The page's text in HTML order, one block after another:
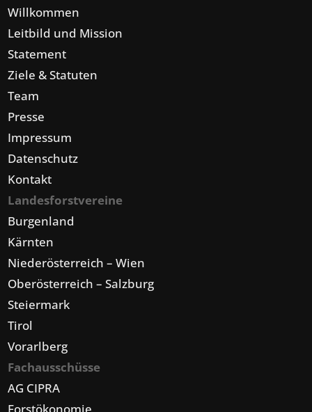
Willkommen
Leitbild und Mission
Statement
Ziele & Statuten
Team
Presse
Impressum
Datenschutz
Kontakt
Landesforstvereine
Burgenland
Kärnten
Niederösterreich – Wien
Oberösterreich – Salzburg
Steiermark
Tirol
Vorarlberg
Fachausschüsse
AG CIPRA